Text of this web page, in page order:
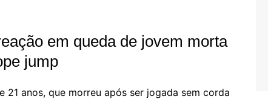
em queda de jovem morta
jump
21 anos, que morreu após ser jogada sem corda